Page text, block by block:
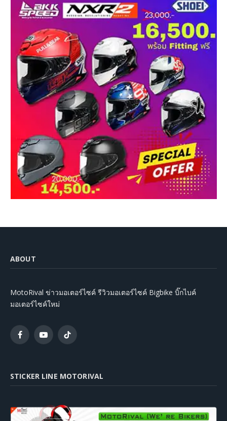
ABOUT
MotoRival ข่าวมอเตอร์ไซค์ รีวิวมอเตอร์ไซค์ Bigbike บิ๊กไบค์
มอเตอร์ไซค์ใหม่
FacebookYouTubeTikTok
STICKER LINE MOTORIVAL